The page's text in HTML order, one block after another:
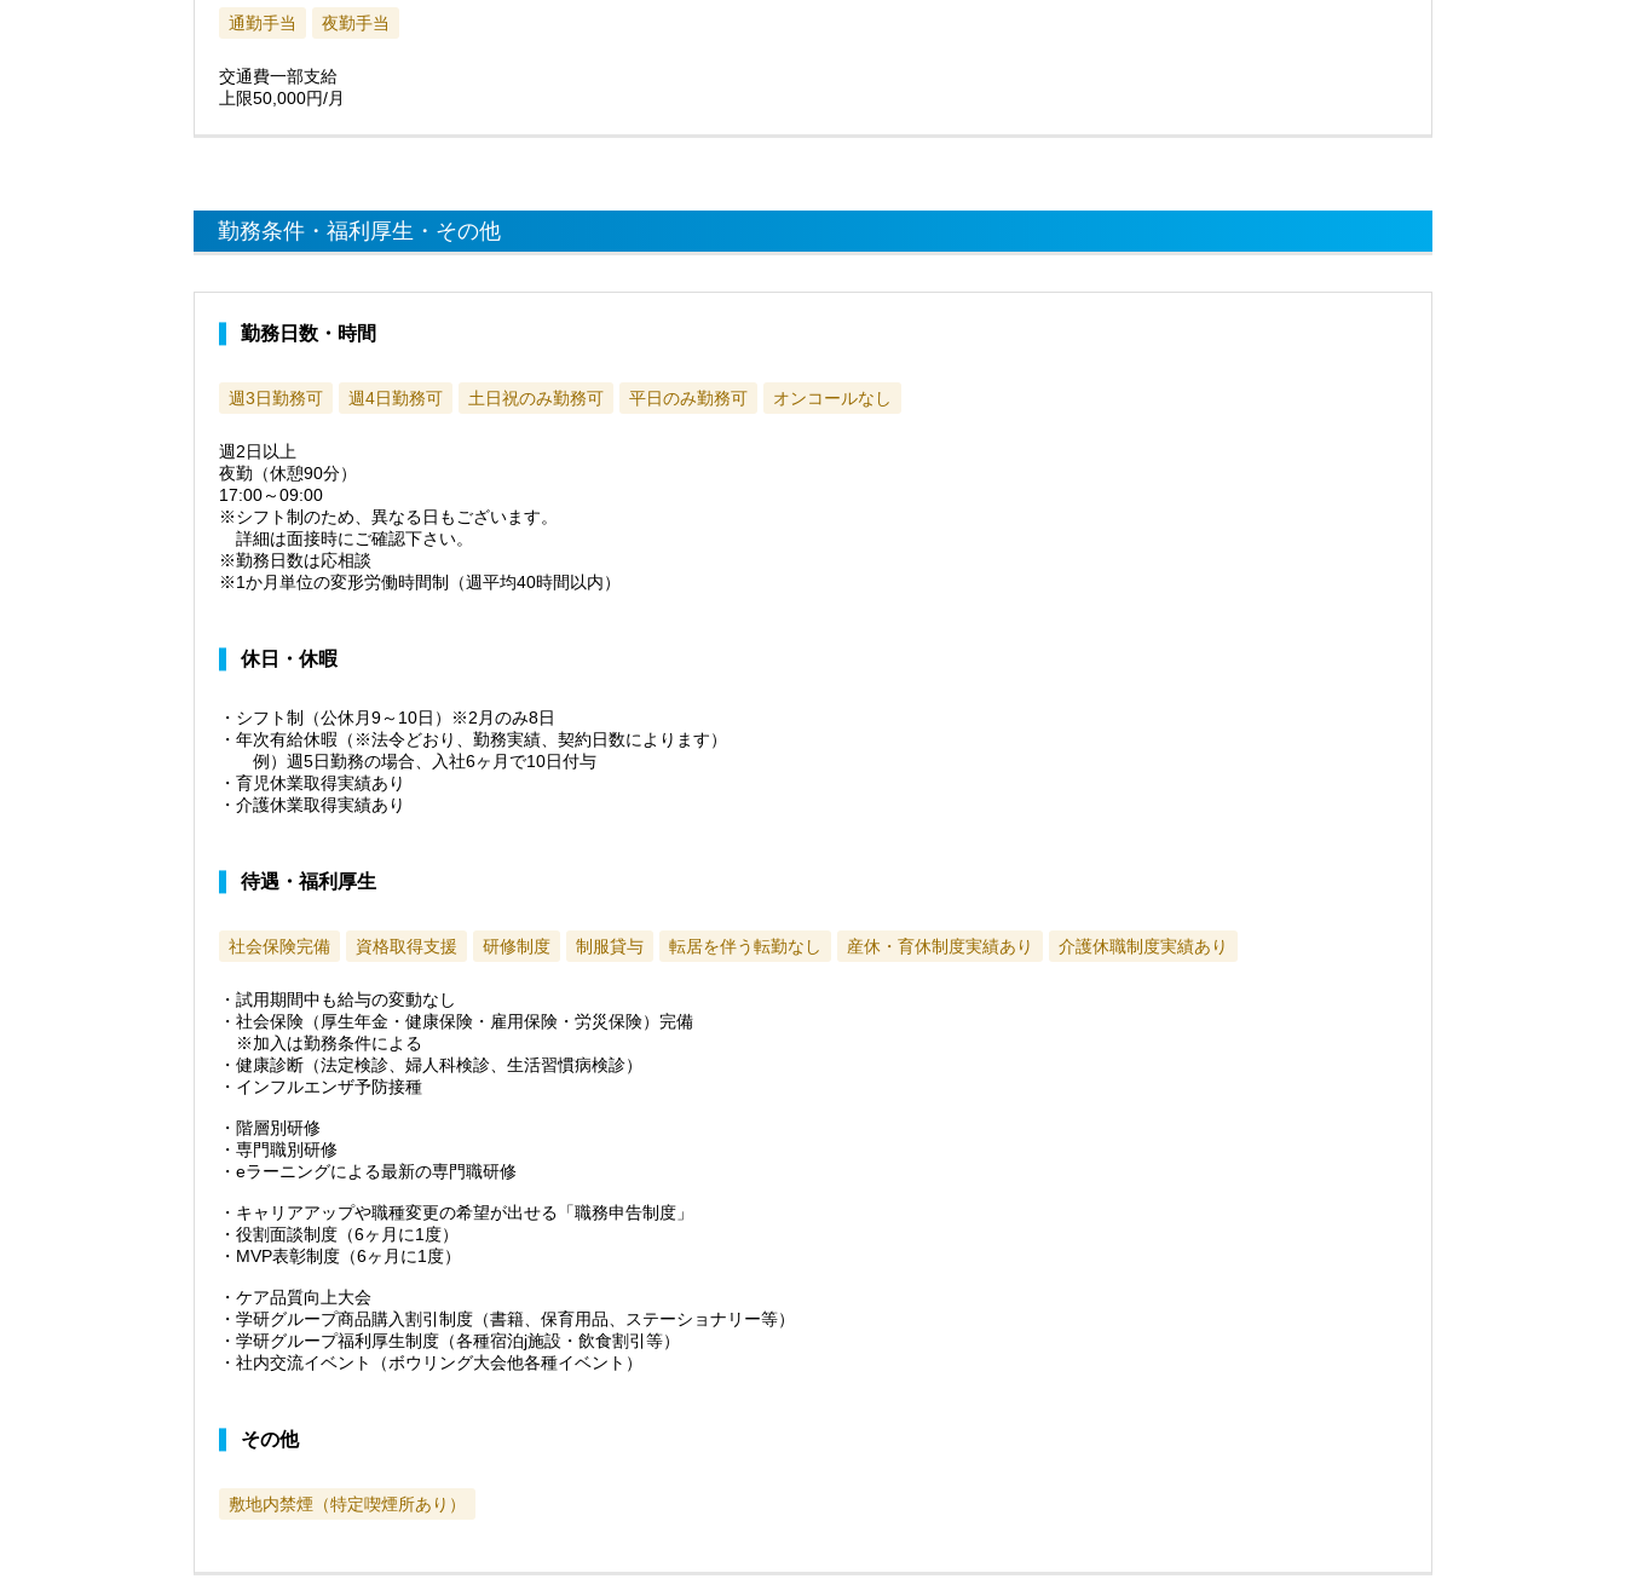
通勤手当 夜勤手当
交通費一部支給
上限50,000円/月
勤務条件・福利厚生・その他
勤務日数・時間
週3日勤務可 週4日勤務可 土日祝のみ勤務可 平日のみ勤務可 オンコールなし
週2日以上
夜勤（休憩90分）
17:00～09:00
※シフト制のため、異なる日もございます。
詳細は面接時にご確認下さい。
※勤務日数は応相談
※1か月単位の変形労働時間制（週平均40時間以内）
休日・休暇
・シフト制（公休月9～10日）※2月のみ8日
・年次有給休暇（※法令どおり、勤務実績、契約日数によります）
例）週5日勤務の場合、入社6ヶ月で10日付与
・育児休業取得実績あり
・介護休業取得実績あり
待遇・福利厚生
社会保険完備 資格取得支援 研修制度 制服貸与 転居を伴う転勤なし 産休・育休制度実績あり 介護休職制度実績あり
・試用期間中も給与の変動なし
・社会保険（厚生年金・健康保険・雇用保険・労災保険）完備
※加入は勤務条件による
・健康診断（法定検診、婦人科検診、生活習慣病検診）
・インフルエンザ予防接種
・階層別研修
・専門職別研修
・eラーニングによる最新の専門職研修
・キャリアアップや職種変更の希望が出せる「職務申告制度」
・役割面談制度（6ヶ月に1度）
・MVP表彰制度（6ヶ月に1度）
・ケア品質向上大会
・学研グループ商品購入割引制度（書籍、保育用品、ステーショナリー等）
・学研グループ福利厚生制度（各種宿泊j施設・飲食割引等）
・社内交流イベント（ボウリング大会他各種イベント）
その他
敷地内禁煙（特定喫煙所あり）